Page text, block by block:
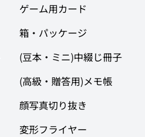
ゲーム用カード
箱・パッケージ
(豆本・ミニ)中綴じ冊子
(高級・贈答用)メモ帳
顔写真切り抜き
変形フライヤー